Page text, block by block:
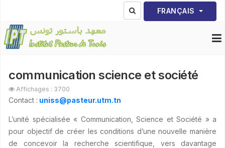
Sélectionnez votre
FRANÇAIS
communication science et société
Affichages : 3700
Contact : uniss@pasteur.utm.tn
L’unité spécialisée « Communication, Science et Société » a
pour objectif de créer les conditions d’une nouvelle manière
de concevoir la recherche scientifique, vers davantage